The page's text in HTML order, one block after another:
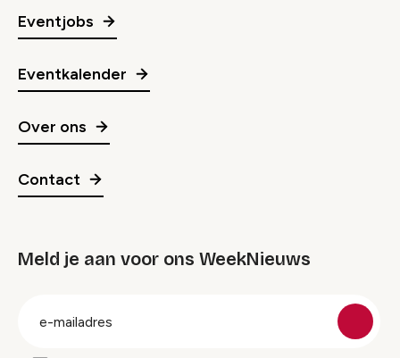
Eventjobs
Eventkalender
Over ons
Contact
Meld je aan voor ons WeekNieuws